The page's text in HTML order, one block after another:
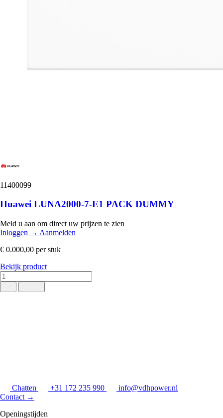
11400099
Huawei LUNA2000-7-E1 PACK DUMMY
Meld u aan om direct uw prijzen te zien
Inloggen → Aanmelden
€ 0.000,00 per stuk
Bekijk product
Chatten +31 172 235 990
info@vdhpower.nl
Contact →
Openingstijden